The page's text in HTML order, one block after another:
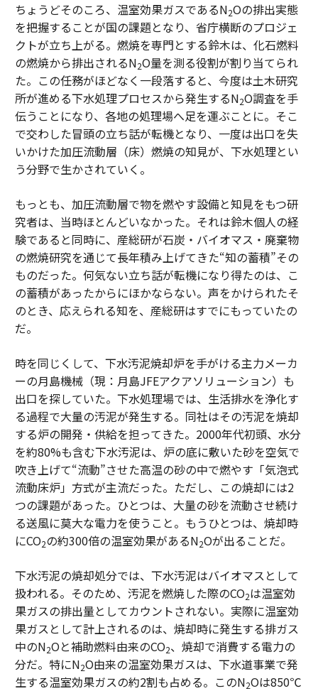
ちょうどそのころ、温室効果ガスであるN2Oの排出実態
を把握することが国の課題となり、省庁横断のプロジェ
クトが立ち上がる。燃焼を専門とする鈴木は、化石燃料
の燃焼から排出されるN2O量を測る役割が割り当てられ
た。この任務がほどなく一段落すると、今度は土木研究
所が進める下水処理プロセスから発生するN2O調査を手
伝うことになり、各地の処理場へ足を運ぶことに。そこ
で交わした冒頭の立ち話が転機となり、一度は出口を失
いかけた加圧流動層（床）燃焼の知見が、下水処理とい
う分野で生かされていく。
もっとも、加圧流動層で物を燃やす設備と知見をもつ研
究者は、当時ほとんどいなかった。それは鈴木個人の経
験であると同時に、産総研が石炭・バイオマス・廃棄物
の燃焼研究を通じて長年積み上げてきた“知の蓄積”その
ものだった。何気ない立ち話が転機になり得たのは、こ
の蓄積があったからにほかならない。声をかけられたそ
のとき、応えられる知を、産総研はすでにもっていたの
だ。
時を同じくして、下水汚泥焼却炉を手がける主力メーカ
ーの月島機械（現：月島JFEアクアソリューション）も
出口を探していた。下水処理場では、生活排水を浄化す
る過程で大量の汚泥が発生する。同社はその汚泥を焼却
する炉の開発・供給を担ってきた。2000年代初頭、水分
を約80%も含む下水汚泥は、炉の底に敷いた砂を空気で
吹き上げて“流動”させた高温の砂の中で燃やす「気泡式
流動床炉」方式が主流だった。ただし、この焼却には2
つの課題があった。ひとつは、大量の砂を流動させ続け
る送風に莫大な電力を使うこと。もうひとつは、焼却時
にCO2の約300倍の温室効果があるN2Oが出ることだ。
下水汚泥の焼却処分では、下水汚泥はバイオマスとして
扱われる。そのため、汚泥を燃焼した際のCO2は温室効
果ガスの排出量としてカウントされない。実際に温室効
果ガスとして計上されるのは、焼却時に発生する排ガス
中のN2Oと補助燃料由来のCO2、焼却で消費する電力の
分だ。特にN2O由来の温室効果ガスは、下水道事業で発
生する温室効果ガスの約2割も占める。このN2Oは850℃